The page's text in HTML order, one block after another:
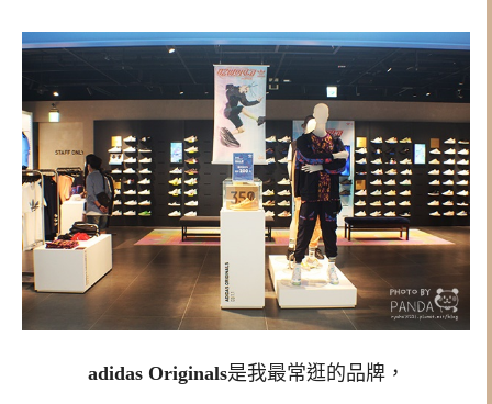
adidas Originals是我最常逛的品牌，